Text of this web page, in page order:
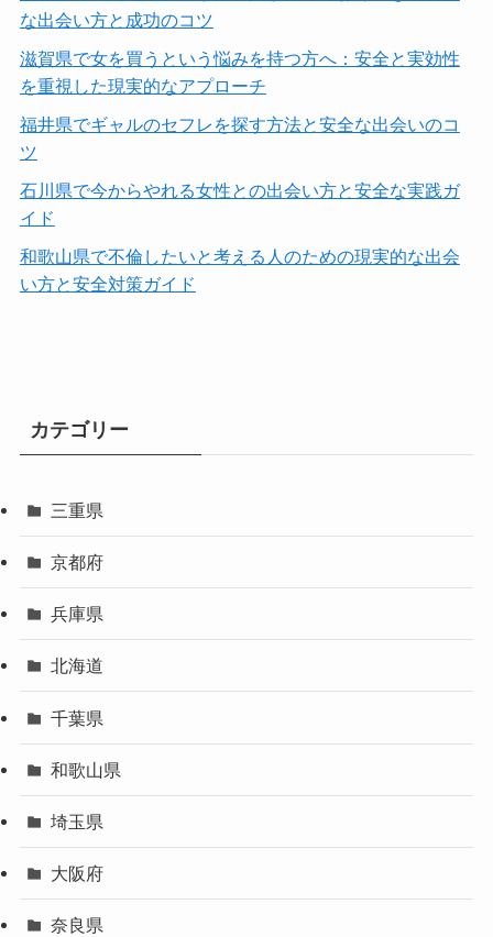
な出会い方と成功のコツ
滋賀県で女を買うという悩みを持つ方へ：安全と実効性
を重視した現実的なアプローチ
福井県でギャルのセフレを探す方法と安全な出会いのコ
ツ
石川県で今からやれる女性との出会い方と安全な実践ガ
イド
和歌山県で不倫したいと考える人のための現実的な出会
い方と安全対策ガイド
カテゴリー
三重県
京都府
兵庫県
北海道
千葉県
和歌山県
埼玉県
大阪府
奈良県